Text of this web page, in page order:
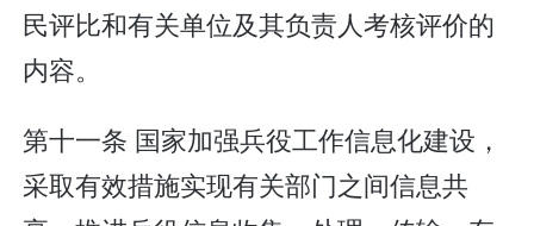
民评比和有关单位及其负责人考核评价的
内容。
第十一条 国家加强兵役工作信息化建设，
采取有效措施实现有关部门之间信息共